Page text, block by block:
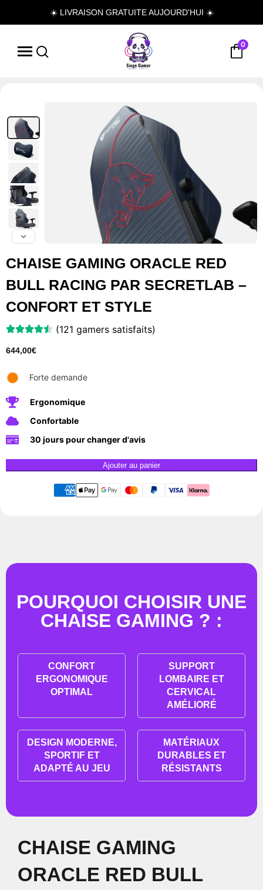
☀️ LIVRAISON GRATUITE AUJOURD'HUI ☀️
0
CHAISE GAMING ORACLE RED
BULL RACING PAR SECRETLAB –
CONFORT ET STYLE
(121 gamers satisfaits)
644,00€
Forte demande
Ergonomique
Confortable
30 jours pour changer d'avis
Ajouter au panier
POURQUOI CHOISIR UNE
CHAISE GAMING ? :
CONFORT
ERGONOMIQUE
OPTIMAL
SUPPORT
LOMBAIRE ET
CERVICAL
AMÉLIORÉ
DESIGN MODERNE,
SPORTIF ET
ADAPTÉ AU JEU
MATÉRIAUX
DURABLES ET
RÉSISTANTS
CHAISE GAMING
ORACLE RED BULL